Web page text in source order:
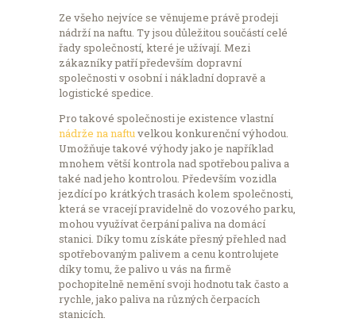
Ze všeho nejvíce se věnujeme právě prodeji
nádrží na naftu. Ty jsou důležitou součástí celé
řady společností, které je užívají. Mezi
zákazníky patří především dopravní
společnosti v osobní i nákladní dopravě a
logistické spedice.
Pro takové společnosti je existence vlastní
nádrže na naftuvelkou konkurenční výhodou.
Umožňuje takové výhody jako je například
mnohem větší kontrola nad spotřebou paliva a
také nad jeho kontrolou. Především vozidla
jezdící po krátkých trasách kolem společnosti,
která se vracejí pravidelně do vozového parku,
mohou využívat čerpání paliva na domácí
stanici. Díky tomu získáte přesný přehled nad
spotřebovaným palivem a cenu kontrolujete
díky tomu, že palivo u vás na firmě
pochopitelně nemění svoji hodnotu tak často a
rychle, jako paliva na různých čerpacích
stanicích.